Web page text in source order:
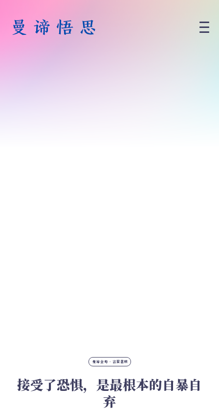
曼谛金句 · 言简意赅
接受了恐惧，是最根本的自暴自
弃